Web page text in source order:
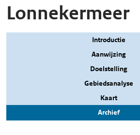
Lonnekermeer
Introductie
Aanwijzing
Doelstelling
Gebiedsanalyse
Kaart
Archief